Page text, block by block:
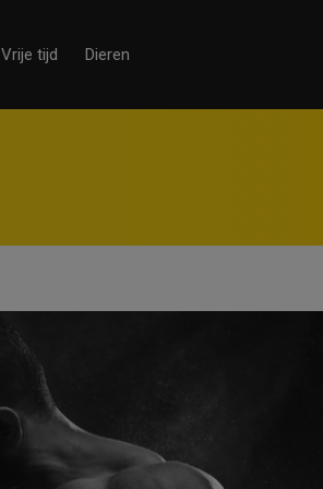
Vrije tijd Dieren